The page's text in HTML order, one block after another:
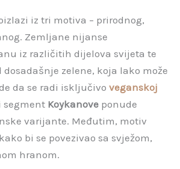
iz tri motiva – prirodnog,
Zemljane nijanse
iz različitih dijelova svijeta te
zelene, koja lako može
da se radi isključivo veganskoj
segment Koykanove ponude
varijante. Međutim, motiv
bi se povezivao sa svježom,
hranom.